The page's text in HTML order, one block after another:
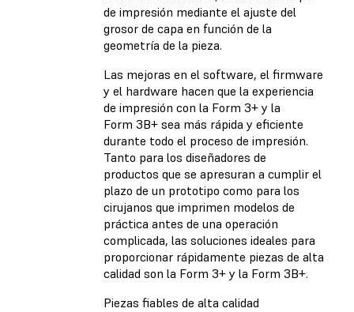
de impresión mediante el ajuste del
grosor de capa en función de la
geometría de la pieza.
Las mejoras en el software, el firmware
y el hardware hacen que la experiencia
de impresión con la Form 3+ y la
Form 3B+ sea más rápida y eficiente
durante todo el proceso de impresión.
Tanto para los diseñadores de
productos que se apresuran a cumplir el
plazo de un prototipo como para los
cirujanos que imprimen modelos de
práctica antes de una operación
complicada, las soluciones ideales para
proporcionar rápidamente piezas de alta
calidad son la Form 3+ y la Form 3B+.
Piezas fiables de alta calidad